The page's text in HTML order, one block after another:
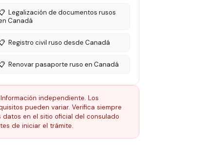
Legalización de documentos rusos
Canadá
Registro civil ruso desde Canadá
Renovar pasaporte ruso en Canadá
independiente. Los
pueden variar. Verifica siempre
datos en el sitio oficial del consulado
de iniciar el trámite.